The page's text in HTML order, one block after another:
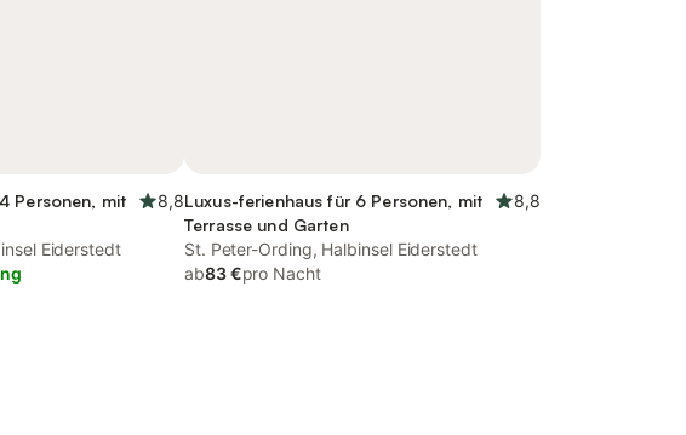
Personen, mit
8,8
Eiderstedt
Luxus-ferienhaus für 6 Personen, mit
Terrasse und Garten
8,8
St. Peter-Ording, Halbinsel Eiderstedt
ab83 €pro Nacht